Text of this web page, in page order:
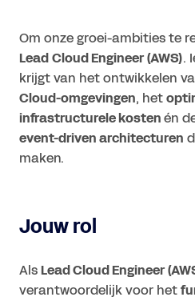
Om onze groei-ambities te
LeadCloud Engineer (AWS).
krijgt van het ontwikkelen
Cloud-omgevingen, het
infrastructurele kostenén
event-driven architecturen
maken.
Jouw rol
Als Lead Cloud Engineer
verantwoordelijk voor het